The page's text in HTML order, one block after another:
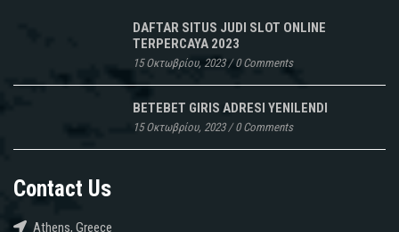
DAFTAR SITUS JUDI SLOT ONLINE
TERPERCAYA 2023
15 Οκτωβρίου, 2023/0 Comments
BETEBET GIRIS ADRESI YENILENDI
15 Οκτωβρίου, 2023/0 Comments
Contact Us
Athens, Greece